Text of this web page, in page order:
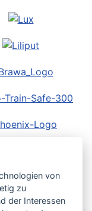
von
zu
der Interessen